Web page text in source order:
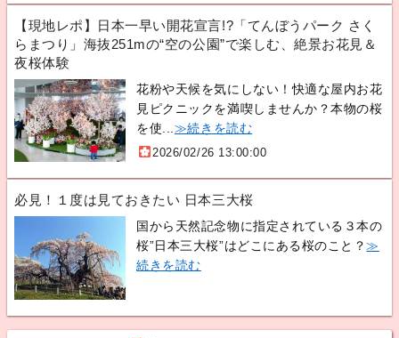
【現地レポ】日本一早い開花宣言!?「てんぼうパーク さく
らまつり」海抜251mの“空の公園”で楽しむ、絶景お花見＆
夜桜体験
花粉や天候を気にしない！快適な屋内お花
見ピクニックを満喫しませんか？本物の桜
を使... ≫続きを読む
2026/02/26 13:00:00
必見！１度は見ておきたい 日本三大桜
国から天然記念物に指定されている３本の
桜”日本三大桜”はどこにある桜のこと？≫
続きを読む